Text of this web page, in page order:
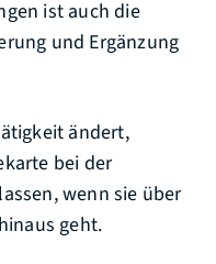
ist auch die
und Ergänzung
ändert,
bei der
wenn sie über
geht.